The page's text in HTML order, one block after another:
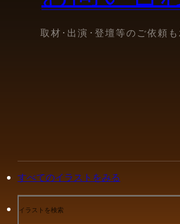
取材･出演･登壇等のご依頼
すべてのイラストをみる
イラストを検索